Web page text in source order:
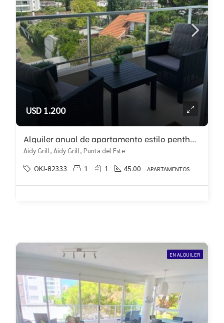
USD 1.200
Alquiler anual de apartamento estilo penthouse con terraza!!
Aidy Grill, Aidy Grill, Punta del Este
OK!-82333 1 1 45.00 APARTAMENTOS
EN ALQUILER